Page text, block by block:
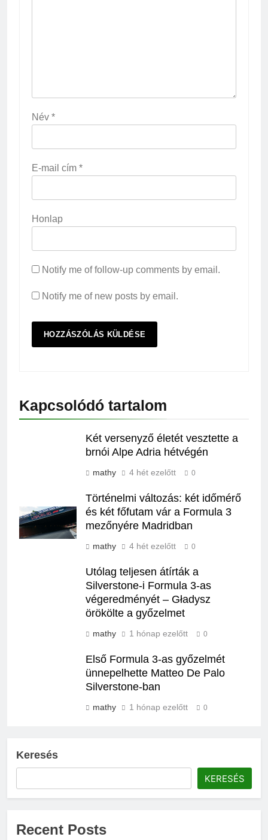
Név *
E-mail cím *
Honlap
Notify me of follow-up comments by email.
Notify me of new posts by email.
Kapcsolódó tartalom
Két versenyző életét vesztette a
brnói Alpe Adria hétvégén
mathy 4 hét ezelőtt 0
Történelmi változás: két időmérő
és két főfutam vár a Formula 3
mezőnyére Madridban
mathy 4 hét ezelőtt 0
Utólag teljesen átírták a
Silverstone-i Formula 3-as
végeredményét – Gładysz
örökölte a győzelmet
mathy 1 hónap ezelőtt 0
Első Formula 3-as győzelmét
ünnepelhette Matteo De Palo
Silverstone-ban
mathy 1 hónap ezelőtt 0
Keresés
KERESÉS
Recent Posts